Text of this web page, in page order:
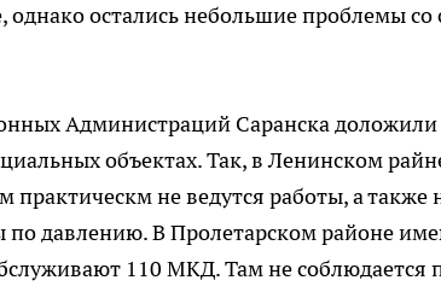
однако остались небольшие проблемы
Администраций Саранска
объектах. Так, в Ленинском
практическм не ведутся работы, а также
по давлению. В Пролетарском районе
110 МКД. Там не соблюдается